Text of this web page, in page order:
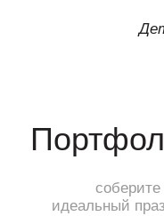
соберите
идеальный